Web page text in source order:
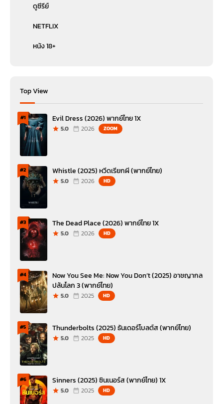
ดูซีรีย์
NETFLIX
หนัง 18+
Top View
#1 Evil Dress (2026) พากย์ไทย 1X
5.0 2026 ZOOM
#2 Whistle (2025) หวีดเรียกผี (พากย์ไทย)
5.0 2026 HD
#3 The Dead Place (2026) พากย์ไทย 1X
5.0 2026 HD
#4
Now You See Me: Now You Don’t (2025) อาชญากล
ปล้นโลก 3 (พากย์ไทย)
5.0 2025 HD
#5 Thunderbolts (2025) ธันเดอร์โบลต์ส (พากย์ไทย)
5.0 2025 HD
#6 Sinners (2025) ซินเนอร์ส (พากย์ไทย) 1X
5.0 2025 HD